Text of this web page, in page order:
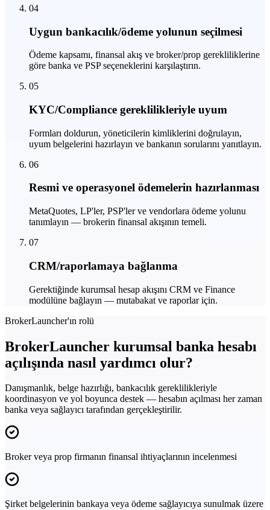
04
Uygun bankacılık/ödeme yolunun seçilmesi
Ödeme kapsamı, finansal akış ve broker/prop gerekliliklerine
göre banka ve PSP seçeneklerini karşılaştırın.
05
KYC/Compliance gereklilikleriyle uyum
Formları doldurun, yöneticilerin kimliklerini doğrulayın,
uyum belgelerini hazırlayın ve bankanın sorularını yanıtlayın.
06
Resmi ve operasyonel ödemelerin hazırlanması
MetaQuotes, LP'ler, PSP'ler ve vendorlara ödeme yolunu
tanımlayın — brokerin finansal akışının temeli.
07
CRM/raporlamaya bağlanma
Gerektiğinde kurumsal hesap akışını CRM ve Finance
modülüne bağlayın — mutabakat ve raporlar için.
BrokerLauncher'ın rolü
BrokerLauncher kurumsal banka hesabı
açılışında nasıl yardımcı olur?
Danışmanlık, belge hazırlığı, bankacılık gereklilikleriyle
koordinasyon ve yol boyunca destek — hesabın açılması her zaman
banka veya sağlayıcı tarafından gerçekleştirilir.
Broker veya prop firmanın finansal ihtiyaçlarının incelenmesi
Şirket belgelerinin bankaya veya ödeme sağlayıcıya sunulmak üzere